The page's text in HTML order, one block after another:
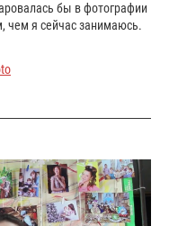
бы в фотографии
чем я сейчас занимаюсь.